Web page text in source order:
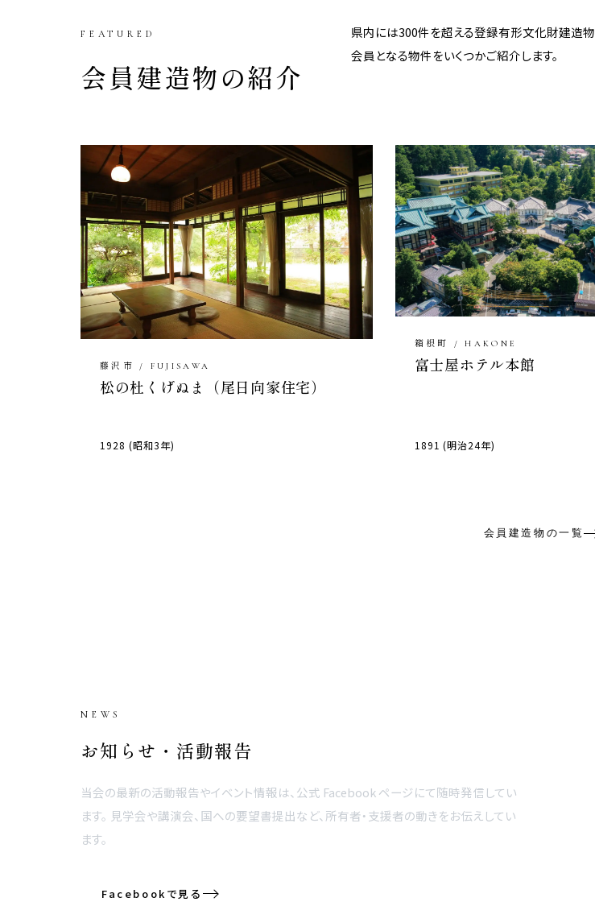
FEATURED
会員建造物の紹介
県内には300件を超える登録有形文化財建造物
会員となる物件をいくつかご紹介します。
藤沢市 / FUJISAWA
松の杜くげぬま（尾日向家住宅）
1928 (昭和3年)
箱根町 / HAKONE
富士屋ホテル本館
1891 (明治24年)
会員建造物の一覧
NEWS
お知らせ・活動報告
当会の最新の活動報告やイベント情報は、公式 Facebook ページにて随時発信してい
ます。 見学会や講演会、国への要望書提出など、所有者・支援者の動きをお伝えしてい
ます。
Facebookで見る